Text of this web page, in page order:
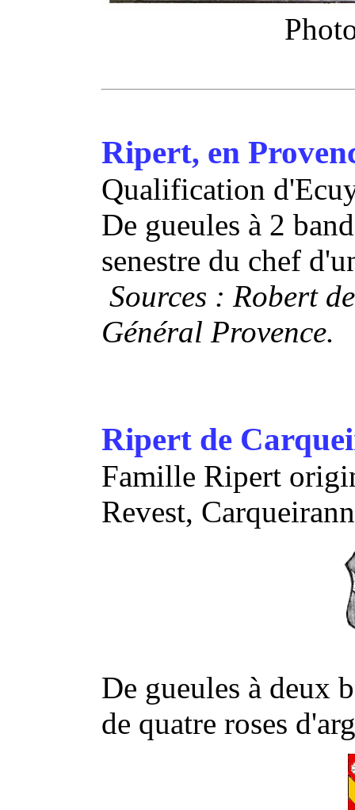
Ripert, en
Qualification
De gueules à 2
senestre du chef
Sources : Robert
Général Provence.
Ripert de
Famille Ripert
Revest,
De gueules à deux
de quatre roses